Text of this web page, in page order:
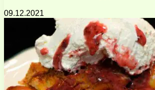
09.12.2021